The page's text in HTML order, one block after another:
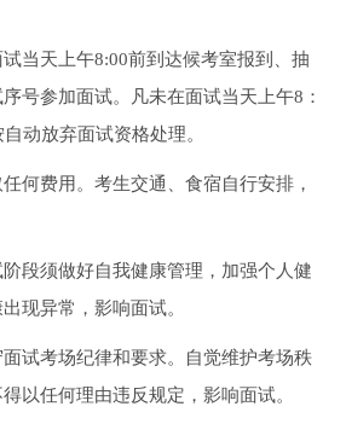
试当天上午8:00前到达候考室报到、抽
号参加面试。凡未在面试当天上午8：
动放弃面试资格处理。
任何费用。考生交通、食宿自行安排，
阶段须做好自我健康管理，加强个人健
现异常，影响面试。
面试考场纪律和要求。自觉维护考场秩
以任何理由违反规定，影响面试。